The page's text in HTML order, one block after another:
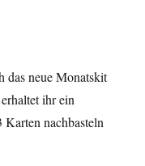
das neue Monatskit
ihr ein
nachbasteln